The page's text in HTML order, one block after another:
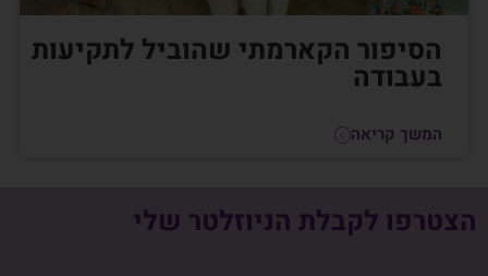
הסיפור הקארמתי שהוביל לתקיעות
בעבודה
המשך קריאה
הצטרפו לקבלת הניוזלטר שלי